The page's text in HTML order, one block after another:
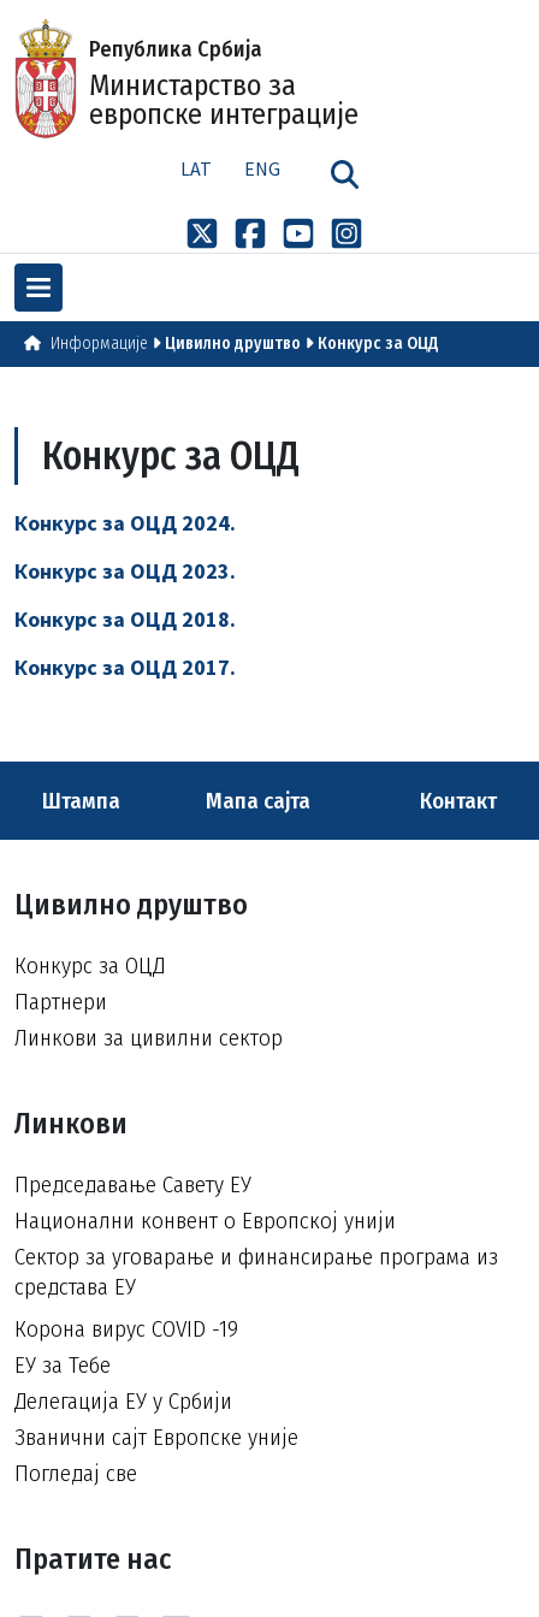
Република Србија
Министарство за
европске интеграције
LAT ENG
Информације Цивилно друштво Конкурс за ОЦД
Конкурс за ОЦД
Конкурс за ОЦД 2024.
Конкурс за ОЦД 2023.
Конкурс за ОЦД 2018.
Конкурс за ОЦД 2017.
Штампа Мапа сајта Контакт
Цивилно друштво
Конкурс за ОЦД
Партнери
Линкови за цивилни сектор
Линкови
Председавање Савету ЕУ
Национални конвент о Европској унији
Сектор за уговарање и финансирање програма из
средстава ЕУ
Корона вирус COVID -19
ЕУ за Тебе
Делегација ЕУ у Србији
Званични сајт Европске уније
Погледај све
Пратите нас